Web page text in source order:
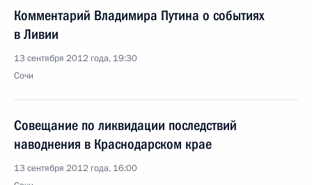
Комментарий Владимира Путина о событиях
в Ливии
13 сентября 2012 года, 19:30
Сочи
Совещание по ликвидации последствий
наводнения в Краснодарском крае
13 сентября 2012 года, 16:00